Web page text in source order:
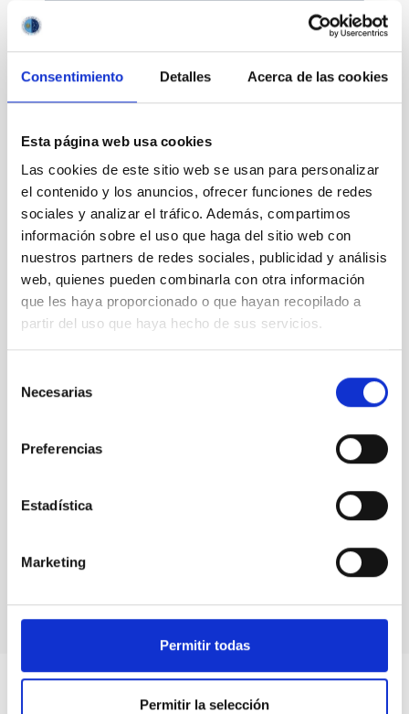
Consentimiento Detalles Acerca de las cookies
Esta página web usa cookies
Las cookies de este sitio web se usan para personalizar
el contenido y los anuncios, ofrecer funciones de redes
sociales y analizar el tráfico. Además, compartimos
información sobre el uso que haga del sitio web con
nuestros partners de redes sociales, publicidad y análisis
web, quienes pueden combinarla con otra información
que les haya proporcionado o que hayan recopilado a
partir del uso que haya hecho de sus servicios.
Necesarias
Preferencias
Estadística
Marketing
Permitir todas
Permitir la selección
Divulgación
Movilidad